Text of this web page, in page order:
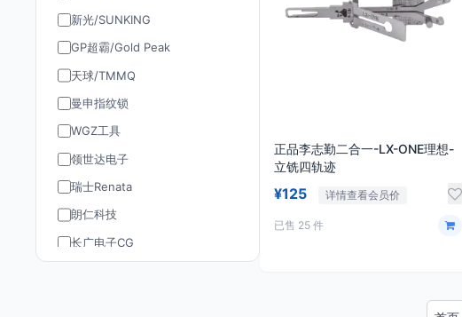
新光/SUNKING
GP超霸/Gold Peak
天球/TMMQ
曼申指纹锁
WGZ工具
领世达电子
瑞士Renata
朗仁科技
长广电子CG
正品李志勤二合一-LX-ONE理想-
立铣四轨迹
¥125 详情查看会员价
已售 25 件